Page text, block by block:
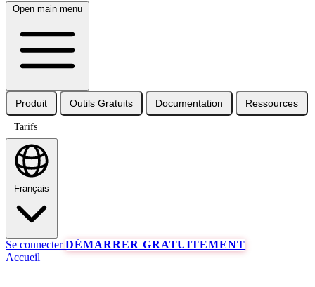
Open main menu
Produit Outils Gratuits Documentation Ressources
Tarifs
Français
Se connecterDÉMARRER GRATUITEMENT
Accueil